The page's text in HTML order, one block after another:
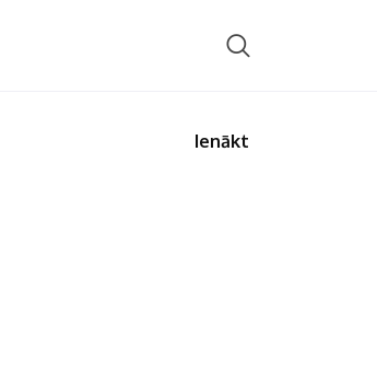
Ienākt